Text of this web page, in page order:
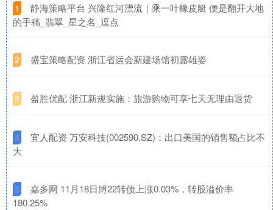
1
​静海策略平台 兴隆红河漂流｜乘一叶橡皮艇 便是翻开大地
的手稿_翡翠_星之名_逗点
2 ​盛宝策略配资 浙江省运会新建场馆初露雄姿
3 ​盈胜优配 浙江新规实施：旅游购物可享七天无理由退货
4
​宜人配资 万安科技(002590.SZ)：出口美国的销售额占比不
大
5
​嘉多网 11月18日博22转债上涨0.03%，转股溢价率
180.25%